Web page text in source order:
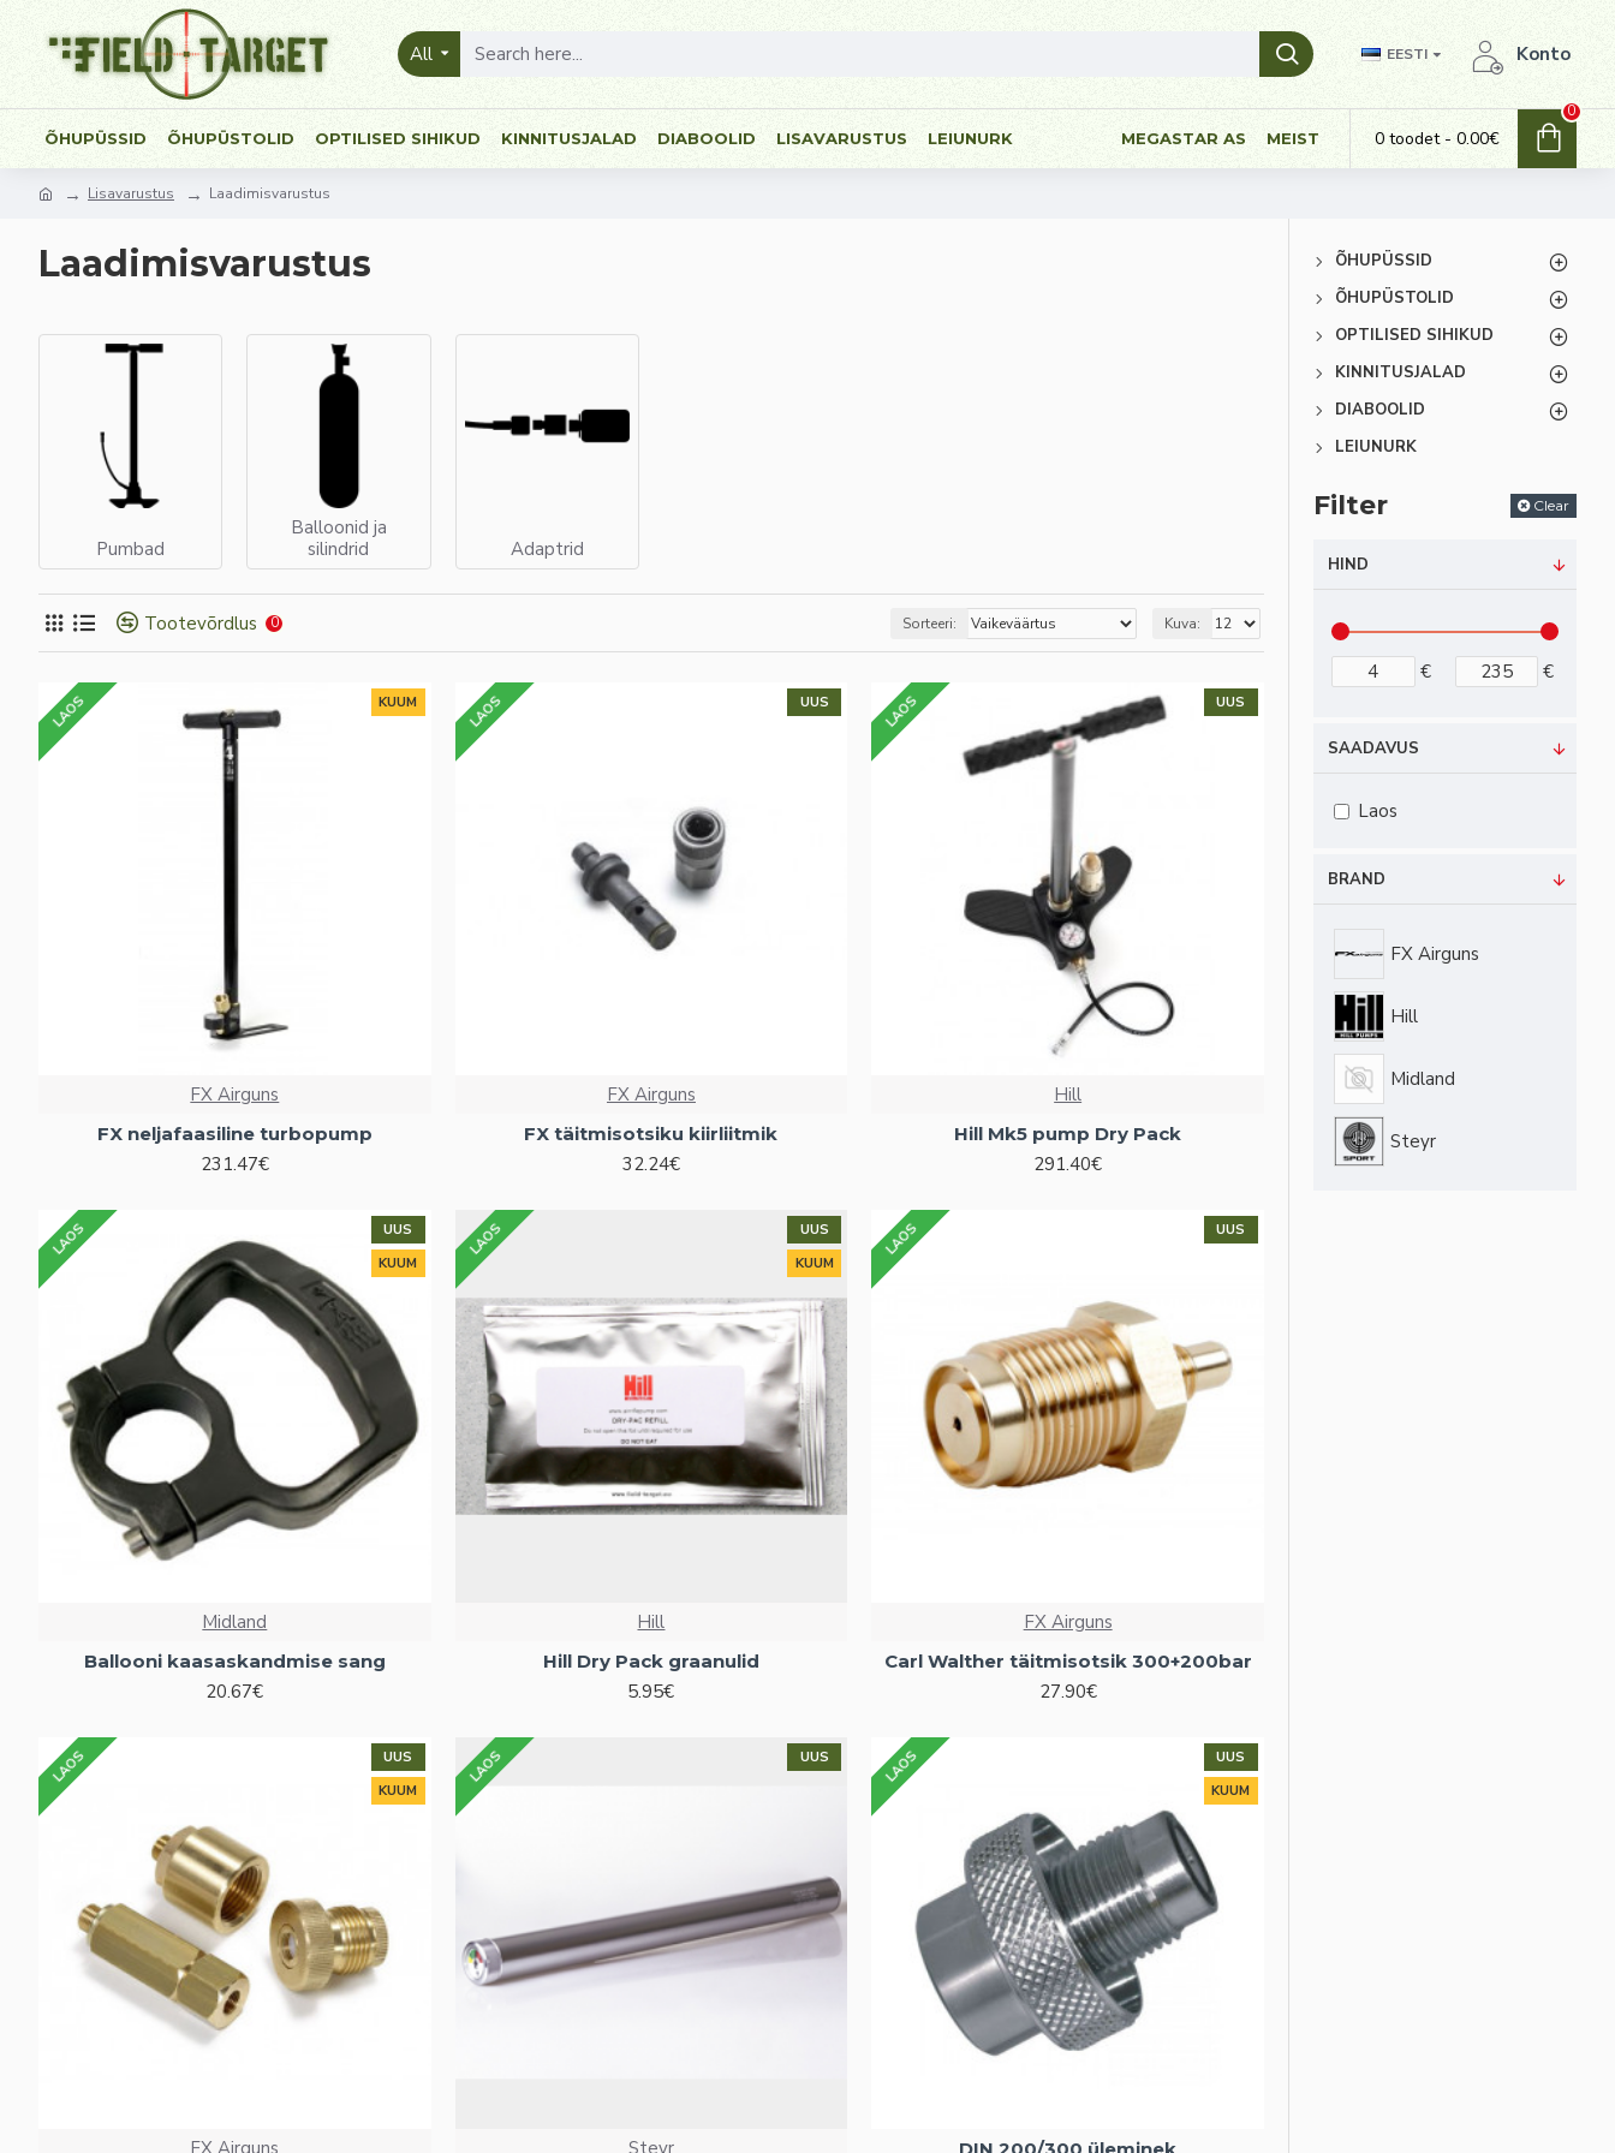
All EESTI Konto
ÕHUPÜSSID ÕHUPÜSTOLID OPTILISED SIHIKUD KINNITUSJALAD DIABOOLID LISAVARUSTUS LEIUNURK MEGASTAR AS MEIST 0 toodet - 0.00€
0
Lisavarustus Laadimisvarustus
Laadimisvarustus
Pumbad
Balloonid ja
silindrid
Adaptrid
Tootevõrdlus 0 Sorteeri: Kuva:
KUUM
LAOS
FX Airguns
FX neljafaasiline turbopump
231.47€
UUS
LAOS
FX Airguns
FX täitmisotsiku kiirliitmik
32.24€
UUS
LAOS
Hill
Hill Mk5 pump Dry Pack
291.40€
UUS
KUUM
LAOS
Midland
Ballooni kaasaskandmise sang
20.67€
UUS
KUUM
LAOS
Hill
Hill Dry Pack graanulid
5.95€
UUS
LAOS
FX Airguns
Carl Walther täitmisotsik 300+200bar
27.90€
UUS
KUUM
LAOS UUS
LAOS
UUS
KUUM
LAOS
ÕHUPÜSSID
ÕHUPÜSTOLID
OPTILISED SIHIKUD
KINNITUSJALAD
DIABOOLID
LEIUNURK
Filter Clear
HIND
€ €
BRAND
FX Airguns
Hill
Midland
Steyr
SAADAVUS
Laos